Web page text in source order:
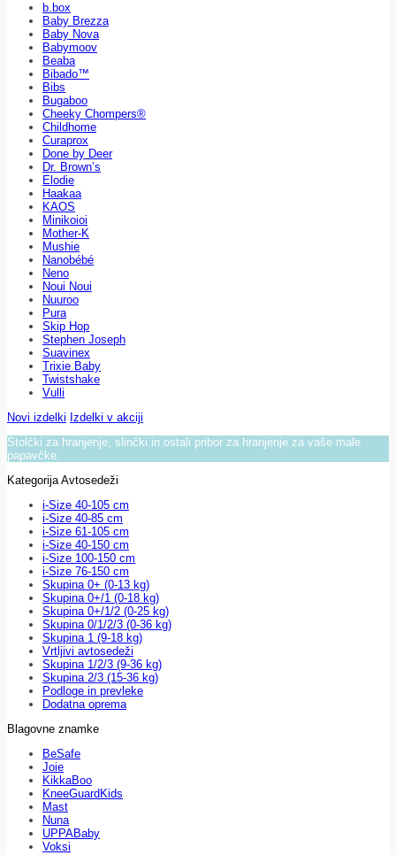
b.box
Baby Brezza
Baby Nova
Babymoov
Beaba
Bibado™
Bibs
Bugaboo
Cheeky Chompers®
Childhome
Curaprox
Done by Deer
Dr. Brown’s
Elodie
Haakaa
KAOS
Minikoioi
Mother-K
Mushie
Nanobébé
Neno
Noui Noui
Nuuroo
Pura
Skip Hop
Stephen Joseph
Suavinex
Trixie Baby
Twistshake
Vulli
Novi izdelki Izdelki v akciji
Stolčki za hranjenje, slinčki in ostali pribor za hranjenje za vaše male
papavčke.
Kategorija Avtosedeži
i-Size 40-105 cm
i-Size 40-85 cm
i-Size 61-105 cm
i-Size 40-150 cm
i-Size 100-150 cm
i-Size 76-150 cm
Skupina 0+ (0-13 kg)
Skupina 0+/1 (0-18 kg)
Skupina 0+/1/2 (0-25 kg)
Skupina 0/1/2/3 (0-36 kg)
Skupina 1 (9-18 kg)
Vrtljivi avtosedeži
Skupina 1/2/3 (9-36 kg)
Skupina 2/3 (15-36 kg)
Podloge in prevleke
Dodatna oprema
Blagovne znamke
BeSafe
Joie
KikkaBoo
KneeGuardKids
Mast
Nuna
UPPABaby
Voksi